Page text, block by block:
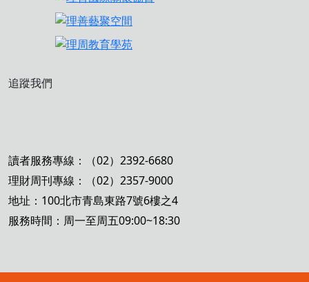
追蹤我們
讀者服務專線：（02）2392-6680
理財周刊專線：（02）2357-9000
地址：100北市青島東路7號6樓之4
服務時間：周一至周五09:00~18:30